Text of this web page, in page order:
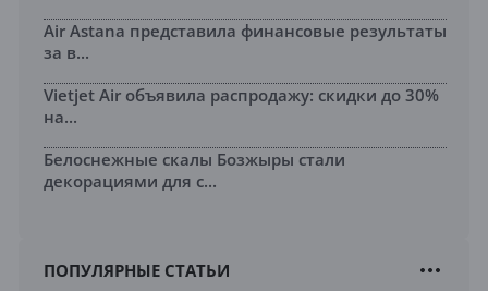
Air Astana представила финансовые результаты
за в...
Vietjet Air объявила распродажу: скидки до 30%
на...
Белоснежные скалы Бозжыры стали
декорациями для с...
ПОПУЛЯРНЫЕ СТАТЬИ